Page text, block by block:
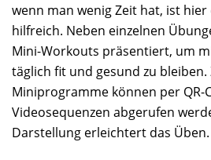
wenn man wenig Zeit hat, ist
hilfreich. Neben einzelnen
Mini-Workouts präsentiert, um
täglich fit und gesund zu bleiben.
Miniprogramme können per QR-
Videosequenzen abgerufen
Darstellung erleichtert das Üben.